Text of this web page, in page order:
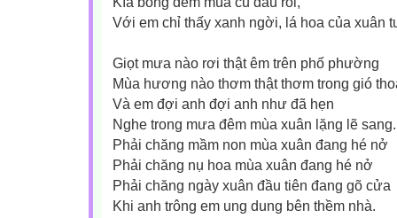
Với em chỉ thấy xanh ngời, lá hoa của xuân
Giọt mưa nào rơi thật êm trên phố phường
Mùa hương nào thơm thật thơm trong gió
Và em đợi anh đợi anh như đã hẹn
Nghe trong mưa đêm mùa xuân lặng lẽ sang.
Phải chăng mầm non mùa xuân đang hé nở
Phải chăng nụ hoa mùa xuân đang hé nở
Phải chăng ngày xuân đầu tiên đang gõ cửa
Khi anh trông em ung dung bên thềm nhà.